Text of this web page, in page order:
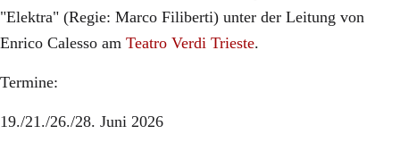
"Elektra" (Regie: Marco Filiberti) unter der Leitung von
Enrico Calesso am Teatro Verdi Trieste.
Termine:
19./21./26./28. Juni 2026